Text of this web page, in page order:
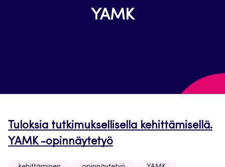
YAMK
Tuloksia tutkimuksellisella kehittämisellä.
YAMK -opinnäytetyö